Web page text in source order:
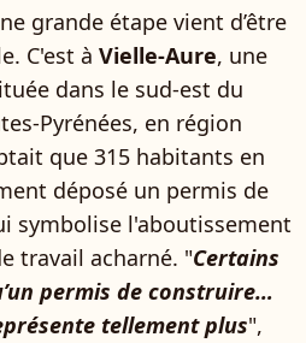
grande étape vient d’être
C'est à Vielle-Aure, une
dans le sud-est du
Pyrénées, en région
que 315 habitants en
déposé un permis de
symbolise l'aboutissement
travail acharné. "Certains
permis de construire…
tellement plus",